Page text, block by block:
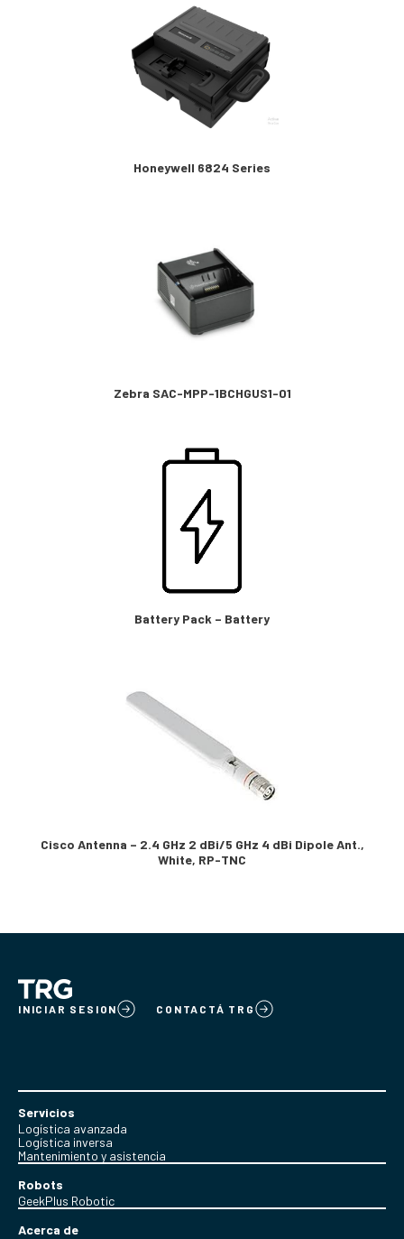
Honeywell 6824 Series
Zebra SAC-MPP-1BCHGUS1-01
Battery Pack – Battery
Cisco Antenna – 2.4 GHz 2 dBi/5 GHz 4 dBi Dipole Ant.,
White, RP-TNC
INICIAR SESION CONTACTÁ TRG
Servicios
Logística avanzada
Logística inversa
Mantenimiento y asistencia
Robots
GeekPlus Robotic
Acerca de